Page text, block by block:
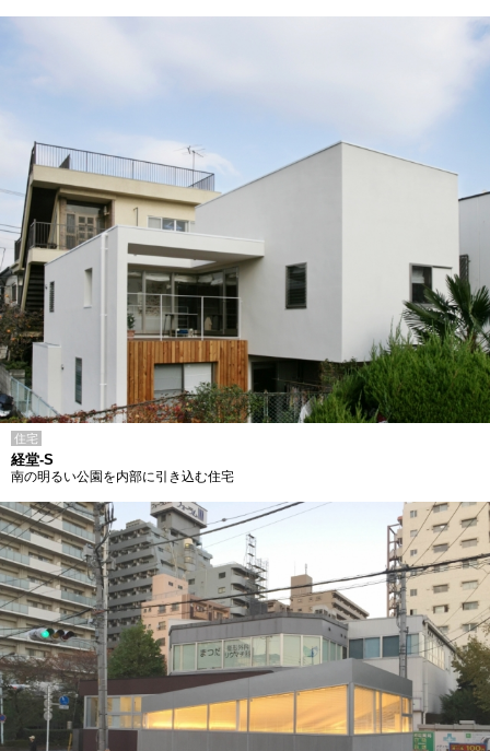
住宅
経堂-S
南の明るい公園を内部に引き込む住宅